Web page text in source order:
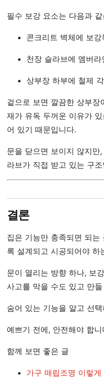
필수 보강 요소는 다음과 같
콘크리트 벽체에 보
천장 슬라브에 엠버
상부장 하부에 철제
겉으로 보면 깔끔한 상부
재가 유독 두꺼운 이유가
어 있기 때문입니다.
문을 닫으면 보이지 않지
라브가 직접 받고 있는 구조
결론
집은 기능만 충족되면 되는
록 설계되고 시공되어야 하
문이 열리는 방향 하나, 보
사고를 막을 수도 있고 만
숨어 있는 기능을 알고 선
예쁘기 전에, 안전해야 합니
함께 보면 좋은 글
가구 매립조명 이렇